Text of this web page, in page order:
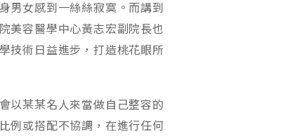
男女感到一絲絲寂寞。而講到
美容醫學中心黃志宏副院長也
技術日益進步，打造桃花眼所
以某某名人來當做自己整容的
例或搭配不協調，在進行任何